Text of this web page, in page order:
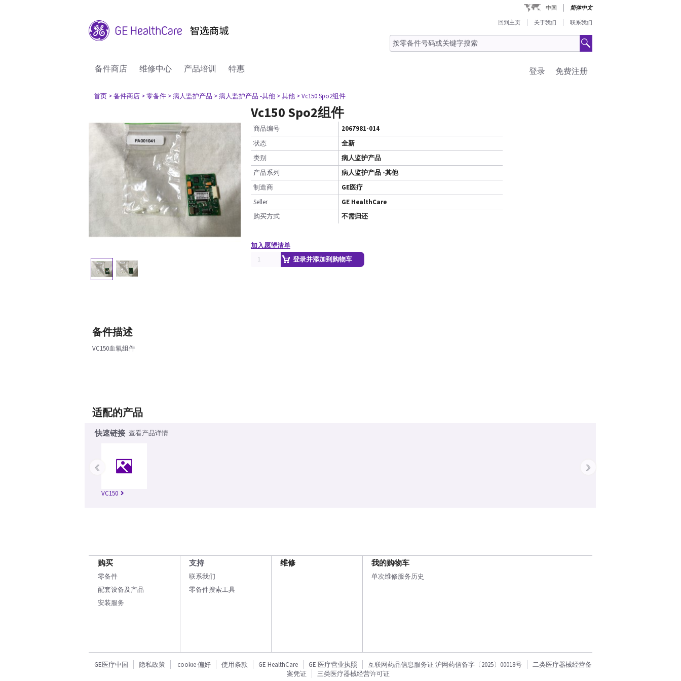
中国 简体中文
回到主页 关于我们 联系我们
备件商店 维修中心 产品培训 特惠 免费注册
登录
首页 > 备件商店 > 零备件 > 病人监护产品 > 病人监护产品 -其他 > 其他 > Vc150 Spo2组件
Vc150 Spo2组件
商品编号
2067981-014
状态
全新
类别
病人监护产品
产品系列
病人监护产品 -其他
制造商
GE医疗
Seller
GE HealthCare
购买方式
不需归还
加入愿望清单
登录并添加到购物车
备件描述
VC150血氧组件
适配的产品
快速链接 查看产品详情
VC150
‹ ›
购买
零备件
配套设备及产品
安装服务
支持
联系我们
零备件搜索工具
维修 我的购物车
单次维修服务历史
GE医疗中国 隐私政策 cookie 偏好 使用条款 GE HealthCare GE 医疗营业执照 互联网药品信息服务证 沪网药信备字〔2025〕00018号
二类医疗器械经营备
案凭证
三类医疗器械经营许可证